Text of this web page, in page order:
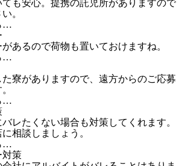
も安心。提携の託児所がありますので
。
…
あるので荷物も置いておけますね。
…
寮がありますので、遠方からのご応募
…
レたくない場合も対策してくれます。
相談しましょう。
…
対策